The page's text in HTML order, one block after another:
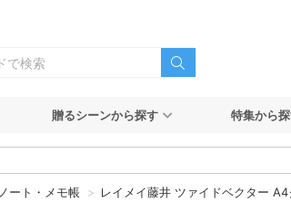
贈るシーンから探す 特集から
ノート・メモ帳 レイメイ藤井 ツァイドベクター